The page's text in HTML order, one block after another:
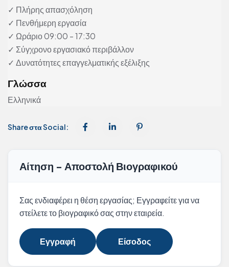
✓ Πλήρης απασχόληση
✓ Πενθήμερη εργασία
✓ Ωράριο 09:00 - 17:30
✓ Σύγχρονο εργασιακό περιβάλλον
✓ Δυνατότητες επαγγελματικής εξέλιξης
Γλώσσα
Ελληνικά
Share στα Social:
Αίτηση - Αποστολή Βιογραφικού
Σας ενδιαφέρει η θέση εργασίας; Εγγραφείτε για να
στείλετε το βιογραφικό σας στην εταιρεία.
Εγγραφή Είσοδος